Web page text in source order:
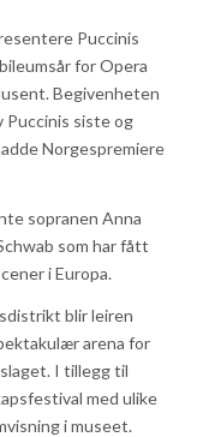
Puccinis
for Opera
Begivenheten
Puccinis siste og
Norgespremiere
sopranen Anna
som har fått
i Europa.
blir leiren
arena for
I tillegg til
med ulike
i museet.